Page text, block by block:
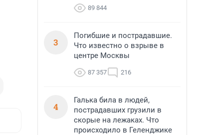
89 844
3
Погибшие и пострадавшие.
Что известно о взрыве в
центре Москвы
87 357 216
4
Галька била в людей,
пострадавших грузили в
скорые на лежаках. Что
происходило в Геленджике